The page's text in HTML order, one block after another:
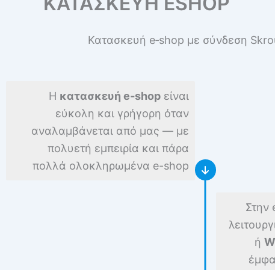
Κατασκευή e‑shop με σύνδεση
Η κατασκευή e‑shopείναι
εύκολη και γρήγορη όταν
αναλαμβάνεται από μας — με
πολυετή εμπειρία και πάρα
πολλά ολοκληρωμένα e-shop
Στην
ή